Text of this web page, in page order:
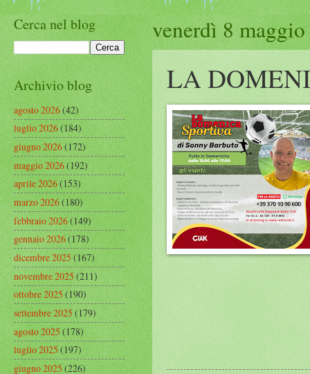
venerdì 8
LA
Cerca nel blog
Archivio blog
agosto 2026(42)
luglio 2026(184)
giugno 2026(172)
maggio 2026(192)
aprile 2026(153)
marzo 2026(180)
febbraio 2026(149)
gennaio 2026(178)
dicembre 2025(167)
novembre 2025(211)
ottobre 2025(190)
settembre 2025(179)
agosto 2025(178)
luglio 2025(197)
giugno 2025(226)